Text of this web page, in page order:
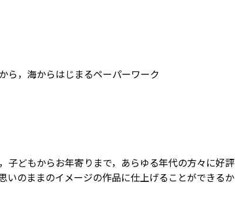
ら，海からはじまるペーパーワーク
子どもからお年寄りまで，あらゆる年代の方々に好
いのままのイメージの作品に仕上げることができる